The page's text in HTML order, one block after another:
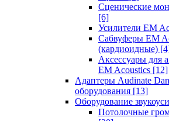
Сценические
[6]
Усилители EM
Сабвуферы EM
(кардиоидные)
Аксессуары для
EM Acoustics [12]
Адаптеры Audinate
оборудования [13]
Оборудование
Потолочные